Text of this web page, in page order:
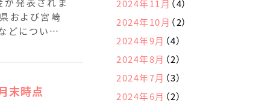
および宮崎
どについて
末時点
2024年11月 （4）
2024年10月 （2）
2024年9月 （4）
2024年8月 （2）
2024年7月 （3）
2024年6月 （2）